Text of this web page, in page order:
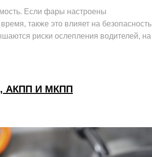
Если фары настроены
также это влияет на безопасность
риски ослепления водителей, на
АКПП И МКПП